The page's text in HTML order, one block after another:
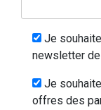
Je
newsletter
Je
offres des